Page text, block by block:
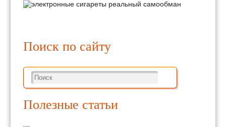
Поиск по сайту
Полезные статьи